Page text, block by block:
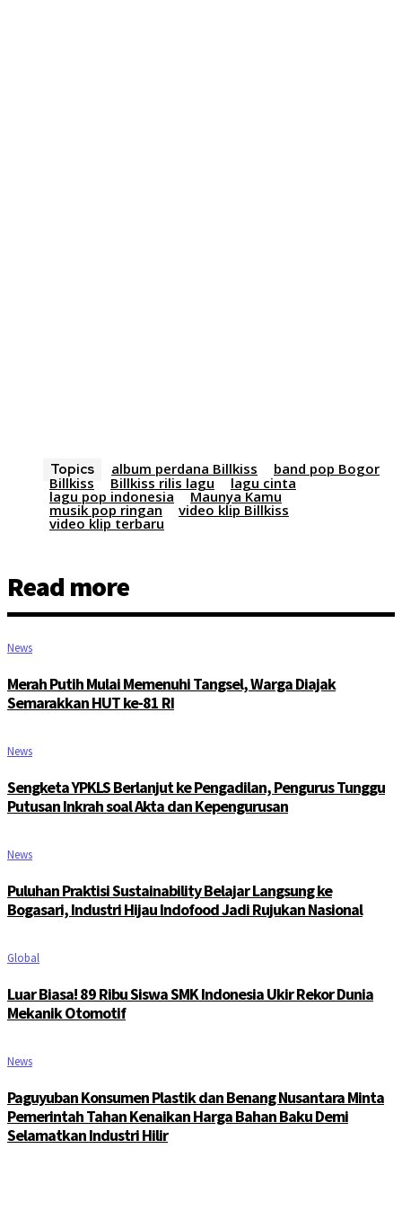
Topics album perdana Billkiss
band pop Bogor
Billkiss
Billkiss rilis lagu lagu cinta
lagu pop indonesia Maunya Kamu
musik pop ringan video klip Billkiss
video klip terbaru
Read more
News
Merah Putih Mulai Memenuhi Tangsel, Warga Diajak
Semarakkan HUT ke-81 RI
News
Sengketa YPKLS Berlanjut ke Pengadilan, Pengurus Tunggu
Putusan Inkrah soal Akta dan Kepengurusan
News
Puluhan Praktisi Sustainability Belajar Langsung ke
Bogasari, Industri Hijau Indofood Jadi Rujukan Nasional
Global
Luar Biasa! 89 Ribu Siswa SMK Indonesia Ukir Rekor Dunia
Mekanik Otomotif
News
Paguyuban Konsumen Plastik dan Benang Nusantara Minta
Pemerintah Tahan Kenaikan Harga Bahan Baku Demi
Selamatkan Industri Hilir